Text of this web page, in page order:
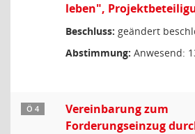
leben",
Beschluss: geändert
Abstimmung: Anwesend:
Ö 4
Vereinbarung zum
Forderungseinzug